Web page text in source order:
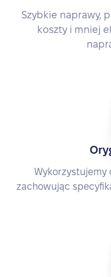
Szybkie naprawy,
koszty i mniej
Wykorzystujemy
zachowując